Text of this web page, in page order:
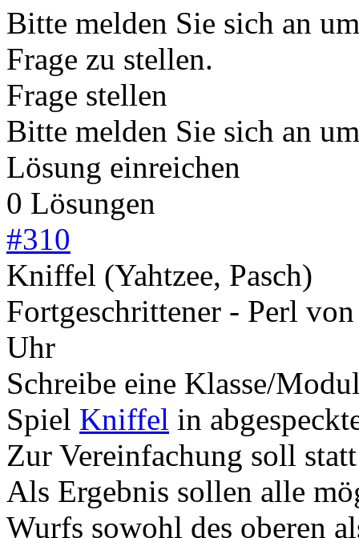
Bitte melden Sie sich an
Frage zu stellen.
Frage stellen
Bitte melden Sie sich an
Lösung einreichen
0 Lösungen
#310
Kniffel (Yahtzee, Pasch)
Fortgeschrittener - Perl
Uhr
Schreibe eine Klasse/
Spiel Kniffel in
Zur Vereinfachung soll
Als Ergebnis sollen alle
Wurfs sowohl des oberen